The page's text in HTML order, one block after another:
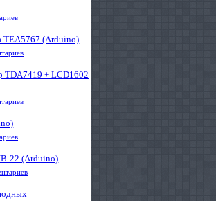
TEA5767 (Arduino)
TDA7419 + LCD1602
22 (Arduino)